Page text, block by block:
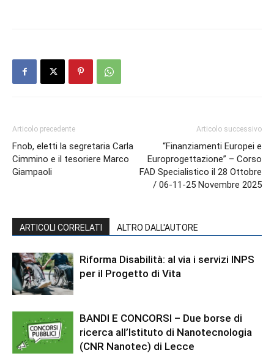
Articolo precedente
Fnob, eletti la segretaria Carla
Cimmino e il tesoriere Marco
Giampaoli
Articolo successivo
“Finanziamenti Europei e
Europrogettazione” – Corso
FAD Specialistico il 28 Ottobre
/ 06-11-25 Novembre 2025
ARTICOLI CORRELATI ALTRO DALL'AUTORE
Riforma Disabilità: al via i servizi INPS
per il Progetto di Vita
BANDI E CONCORSI – Due borse di
ricerca all’Istituto di Nanotecnologia
(CNR Nanotec) di Lecce